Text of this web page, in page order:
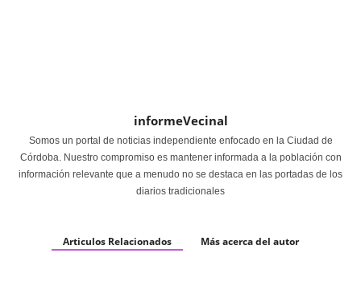
informeVecinal
Somos un portal de noticias independiente enfocado en la Ciudad de
Córdoba. Nuestro compromiso es mantener informada a la población con
información relevante que a menudo no se destaca en las portadas de los
diarios tradicionales
Articulos Relacionados Más acerca del autor